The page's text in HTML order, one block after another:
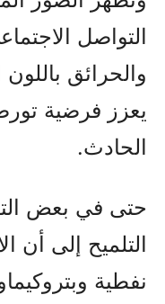
التواصل
والحرائق باللون
يعزز فرضية
الحادث.
حتى في بعض
التلميح إلى أن
نفطية